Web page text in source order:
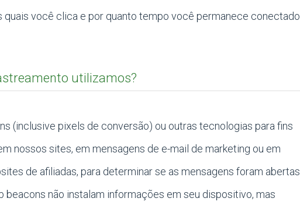
quais você clica e por quanto tempo você permanece conectado
utilizamos?
(inclusive pixels de conversão) ou outras tecnologias para fins
nossos sites, em mensagens de e-mail de marketing ou em
de afiliadas, para determinar se as mensagens foram abertas
beacons não instalam informações em seu dispositivo, mas